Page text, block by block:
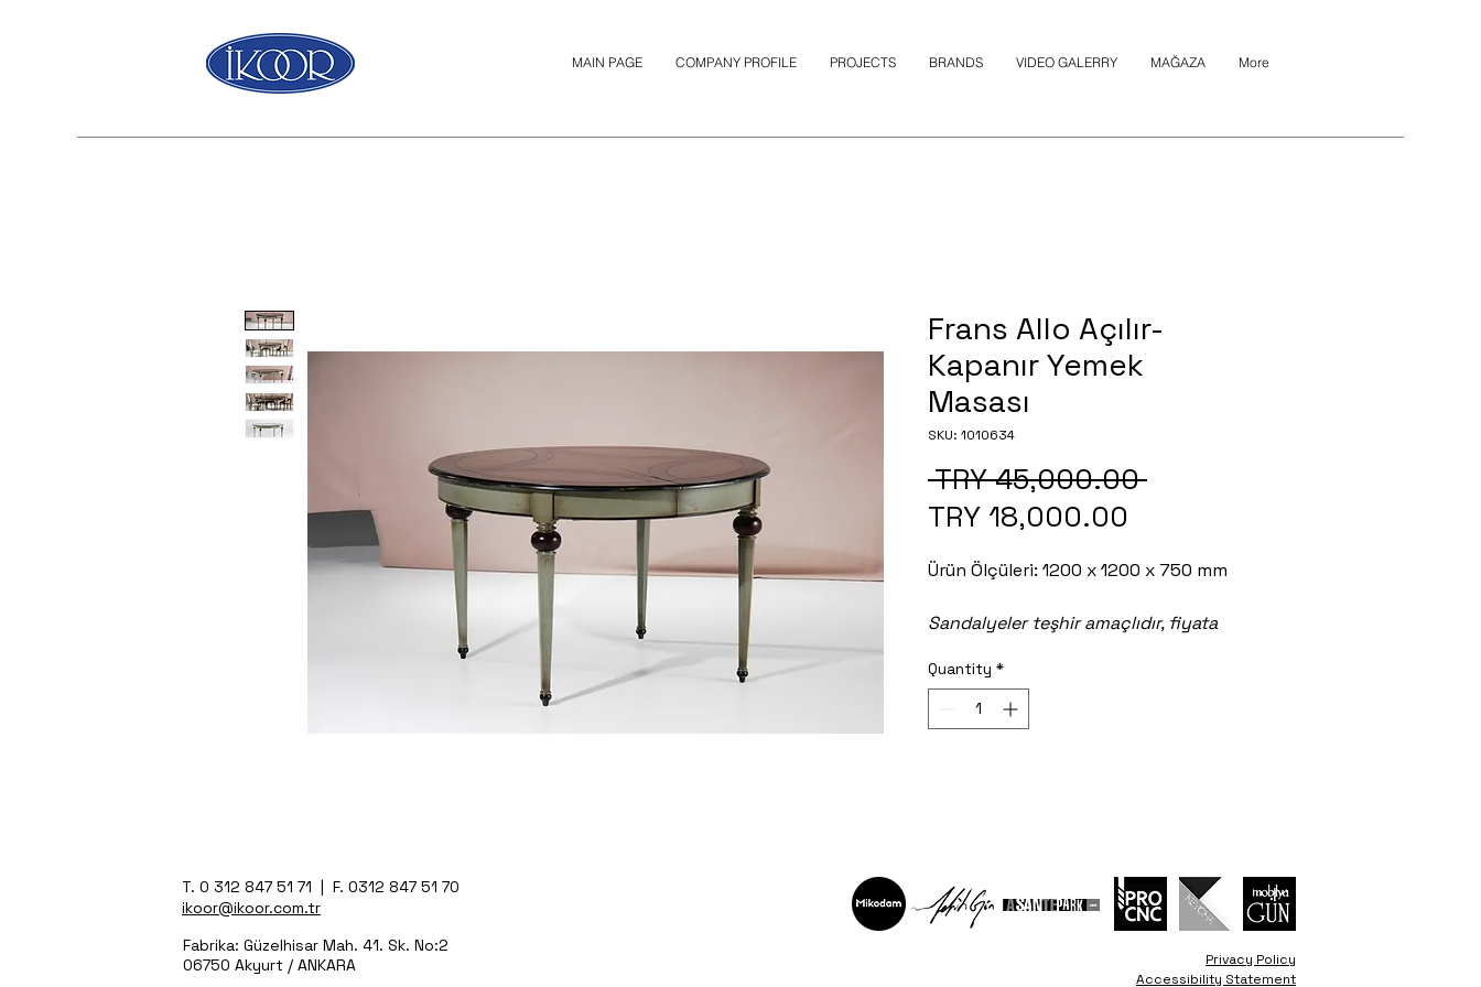
MAIN PAGE COMPANY PROFILE PROJECTS BRANDS VIDEO GALERRY MAĞAZA More
Frans Allo Açılır-
Kapanır Yemek
Masası
SKU: 1010634
TRY 45,000.00 Regular
TRY 18,000.00
Ürün Ölçüleri: 1200 x 1200 x 750 mm
Sandalyeler teşhir amaçlıdır, fiyata
Quantity *
T. 0 312 847 51 71 | F. 0312 847 51 70
ikoor@ikoor.com.tr
Fabrika: Güzelhisar Mah. 41. Sk. No:2
06750 Akyurt / ANKARA
Privacy Policy
Accessibility Statement